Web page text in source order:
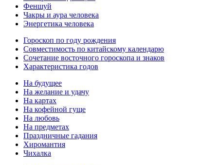
Феншуй
Чакры и аура человека
Энергетика человека
Гороскоп по году рождения
Совместимость по китайскому календарю
Сочетание восточного гороскопа и знаков
Характеристика годов
На будущее
На желание и удачу
На картах
На кофейной гуще
На любовь
На предметах
Праздничные гадания
Хиромантия
Чихалка